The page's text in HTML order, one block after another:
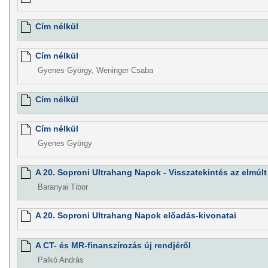
Cím nélkül
Cím nélkül
Gyenes György, Weninger Csaba
Cím nélkül
Cím nélkül
Gyenes György
A 20. Soproni Ultrahang Napok - Visszatekintés az elmúlt
Baranyai Tibor
A 20. Soproni Ultrahang Napok előadás-kivonatai
A CT- és MR-finanszírozás új rendjéről
Palkó András